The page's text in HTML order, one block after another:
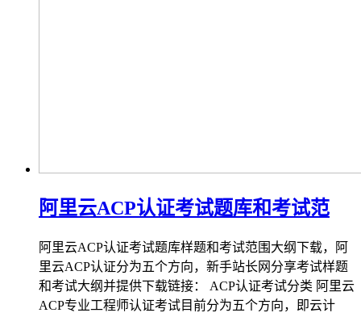
阿里云ACP认证考试题库和考试范
阿里云ACP认证考试题库样题和考试范围大纲下载，阿
里云ACP认证分为五个方向，新手站长网分享考试样题
和考试大纲并提供下载链接： ACP认证考试分类 阿里云
ACP专业工程师认证考试目前分为五个方向，即云计